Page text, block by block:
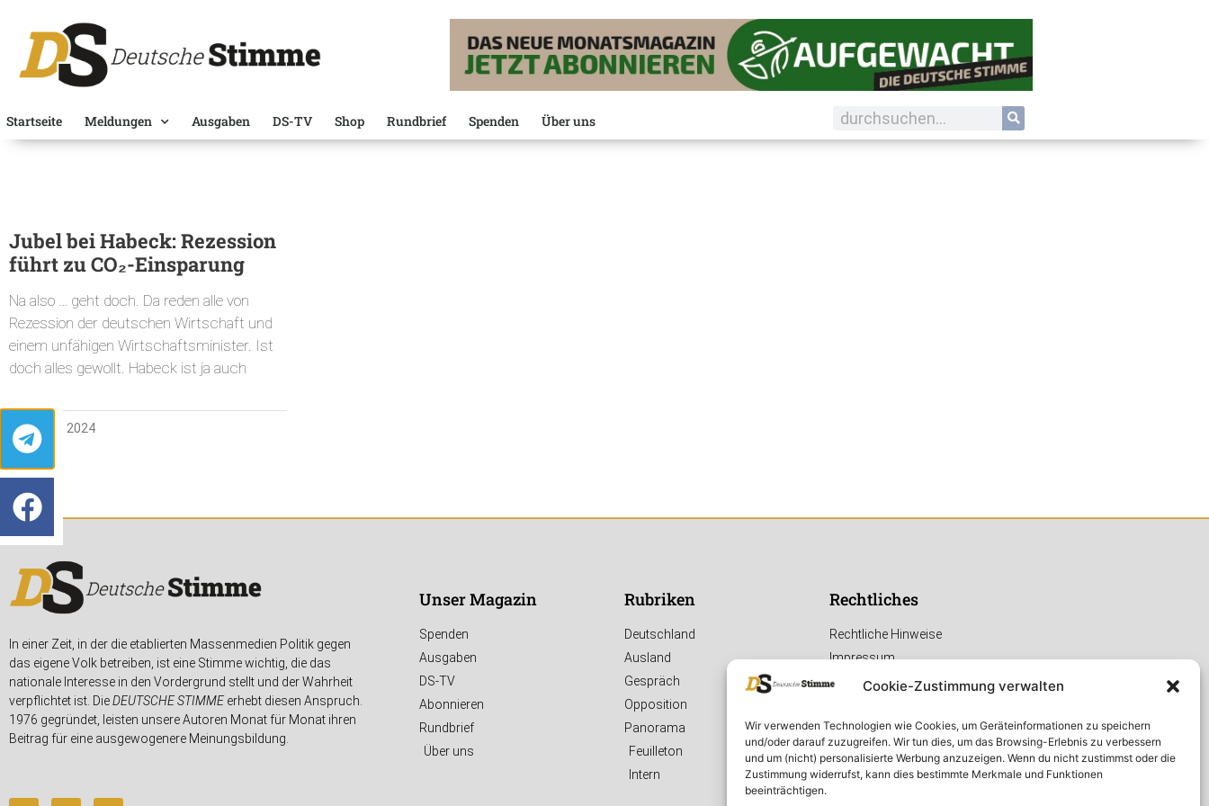
Cookie-Zustimmung verwalten
Wir verwenden Technologien wie Cookies, um Geräteinformationen zu speichern
und/oder darauf zuzugreifen. Wir tun dies, um das Browsing-Erlebnis zu verbessern
und um (nicht) personalisierte Werbung anzuzeigen. Wenn du nicht zustimmst oder die
Zustimmung widerrufst, kann dies bestimmte Merkmale und Funktionen
beeinträchtigen.
Startseite Meldungen Ausgaben DS-TV Shop Rundbrief Spenden Über uns
Jubel bei Habeck: Rezession
führt zu CO₂-Einsparung
Na also … geht doch. Da reden alle von
Rezession der deutschen Wirtschaft und
einem unfähigen Wirtschaftsminister. Ist
doch alles gewollt. Habeck ist ja auch
19. MÄRZ 2024
In einer Zeit, in der die etablierten Massenmedien Politik gegen
das eigene Volk betreiben, ist eine Stimme wichtig, die das
nationale Interesse in den Vordergrund stellt und der Wahrheit
verpflichtet ist. DieDEUTSCHE STIMMEerhebt diesen Anspruch.
1976 gegründet, leisten unsere Autoren Monat für Monat ihren
Beitrag für eine ausgewogenere Meinungsbildung.
Unser Magazin
Spenden
Ausgaben
DS-TV
Abonnieren
Rundbrief
Über uns
Rubriken
Deutschland
Ausland
Gespräch
Opposition
Panorama
Feuilleton
Intern
Rechtliches
Rechtliche Hinweise
Impressum
Datenschutzerklärung